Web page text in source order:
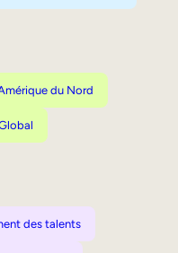
du Nord
des talents